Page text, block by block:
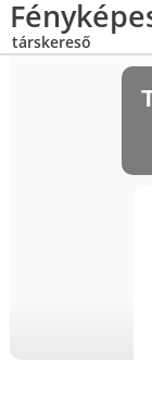
társkereső